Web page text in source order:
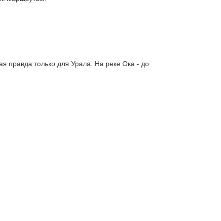
правда только для Урала. На реке Ока - до